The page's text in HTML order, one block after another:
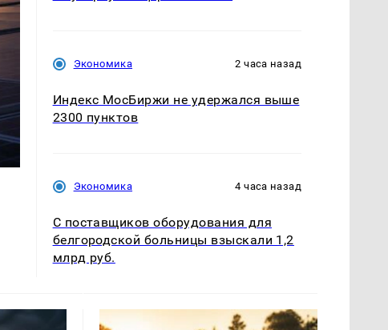
Экономика 2 часа назад
Индекс МосБиржи не удержался выше
2300 пунктов
Экономика 4 часа назад
С поставщиков оборудования для
белгородской больницы взыскали 1,2
млрд руб.